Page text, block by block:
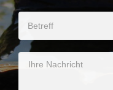
Ihre Nachricht